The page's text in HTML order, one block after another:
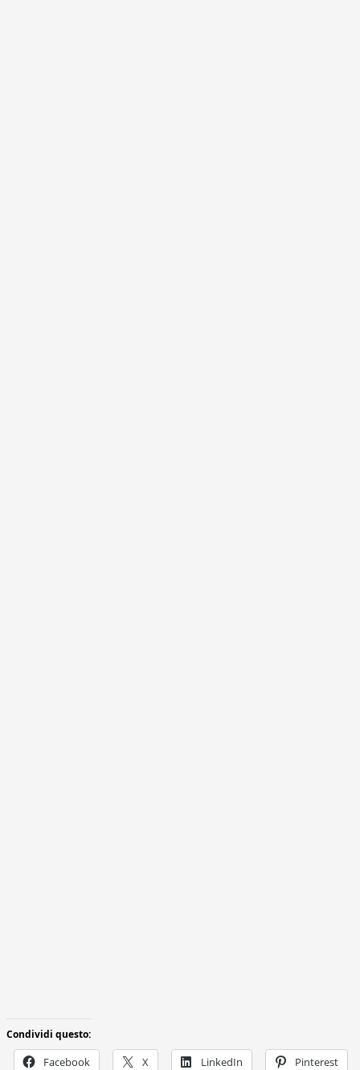
Condividi questo:
Facebook X LinkedIn Pinterest